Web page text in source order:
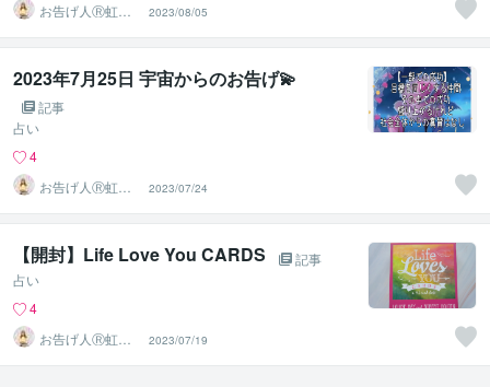
お告げ人Ⓡ虹色
ユニコーン
2023/08/05
2023年7月25日 宇宙からのお告げ💫⁡
記事
占い
4
お告げ人Ⓡ虹色
ユニコーン
2023/07/24
【開封】Life Love You CARDS⁡
記事
占い
4
お告げ人Ⓡ虹色
ユニコーン
2023/07/19